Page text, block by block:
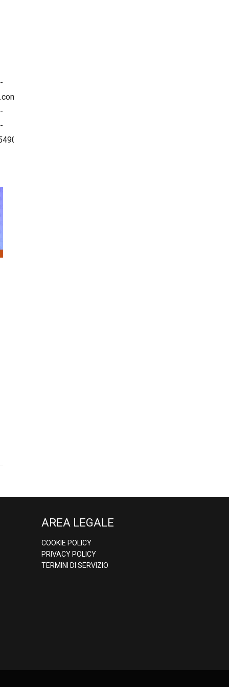
AREA LEGALE
COOKIE POLICY
PRIVACY POLICY
TERMINI DI SERVIZIO